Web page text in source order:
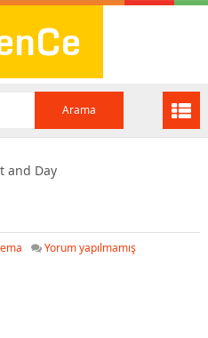
and Day
Yorum yapılmamış